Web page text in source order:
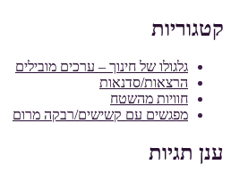
קטגוריות
גלגולו של חינוך – ערכים מובילים
הרצאות/סדנאות
חוויות מהשטח
מפגשים עם קשישים/רבקה מרום
ענן תגיות